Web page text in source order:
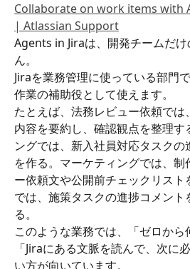
Collaborate on work items with
| Atlassian Support
Agents in Jiraは、開発チームだ
ん。
Jiraを業務管理に使っている部門
作業の補助役として使えます。
たとえば、法務レビュー依頼で
内容を要約し、確認観点を整理す
ングでは、新入社員対応タスク
を作る。マーケティングでは、制
ー依頼文や公開前チェックリス
では、施策タスクの進捗コメント
る。
このような業務では、「ゼロから
「Jiraにある文脈を読んで、次に
い方が向いています。